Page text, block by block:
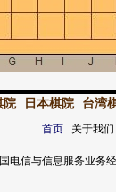
院 日本棋院 台湾
首页关于我们
国电信与信息服务业